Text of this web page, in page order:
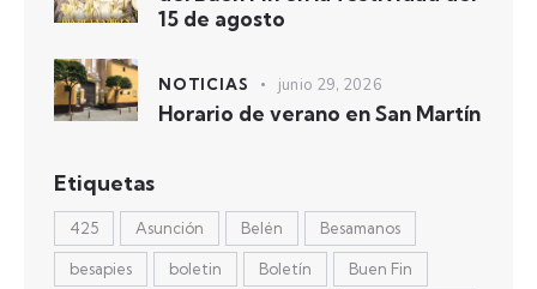
15 de agosto
NOTICIAS junio 29, 2026
Horario de verano en San Martín
Etiquetas
425 Asunción Belén Besamanos
besapies boletin Boletín Buen Fin